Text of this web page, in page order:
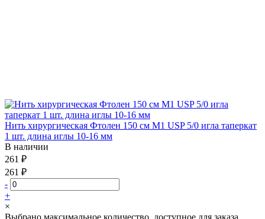
Нить хирургическая Фтолен 150 см М1 USP 5/0 игла таперкат
1 шт. длина иглы 10-16 мм
В наличии
261 ₽
261 ₽
-
+
×
Выбрано максимальное количество, доступное для заказа